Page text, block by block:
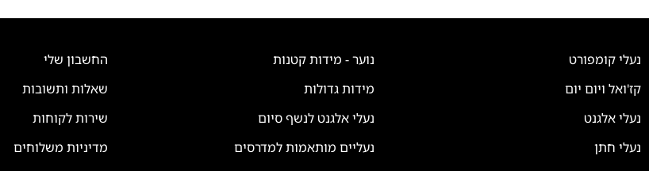
נעלי קומפורט
קז'ואל ויום יום
נעלי אלגנט
נעלי חתן
נוער - מידות קטנות
מידות גדולות
נעלי אלגנט לנשף סיום
נעליים מותאמות למדרסים
החשבון שלי
שאלות ותשובות
שירות לקוחות
מדיניות משלוחים